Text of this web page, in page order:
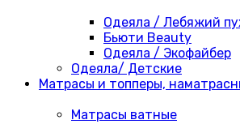
Одеяла / Лебяжий
Бьюти Beauty
Одеяла / Экофайбер
Одеяла/ Детские
Матрасы и топперы,
Матрасы ватные